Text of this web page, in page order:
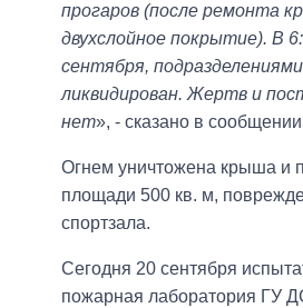
прогаров (после ремонта
двухслойное покрытие). В
сентября,
ликвидирован. Жертв и
нет», - сказано в
Огнем уничтожена крыша и
площади 500 кв. м,
спортзала.
Сегодня 20 сентября
пожарная лаборатория ГУ